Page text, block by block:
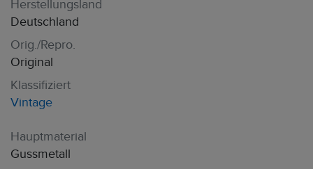
Herstellungsland
Deutschland
Orig./Repro.
Original
Klassifiziert
Vintage
Hauptmaterial
Gussmetall